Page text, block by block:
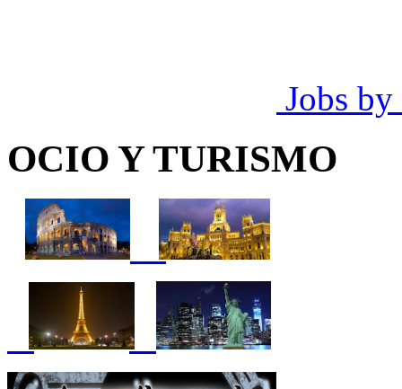
Jobs by
OCIO Y TURISMO